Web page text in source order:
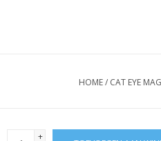
HOME/ CAT EYE
+